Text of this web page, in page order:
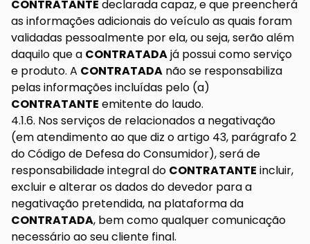
CONTRATANTE declarada capaz, e que preencherá
as informações adicionais do veículo as quais foram
validadas pessoalmente por ela, ou seja, serão além
daquilo que a CONTRATADAjá possui como serviço
e produto. A CONTRATADA não se responsabiliza
pelas informações incluídas pelo (a)
CONTRATANTE emitente do laudo.
4.1.6. Nos serviços de relacionados a negativação
(em atendimento ao que diz o artigo 43, parágrafo 2
do Código de Defesa do Consumidor), será de
responsabilidade integral do CONTRATANTE incluir,
excluir e alterar os dados do devedor para a
negativação pretendida, na plataforma da
CONTRATADA, bem como qualquer comunicação
necessário ao seu cliente final.